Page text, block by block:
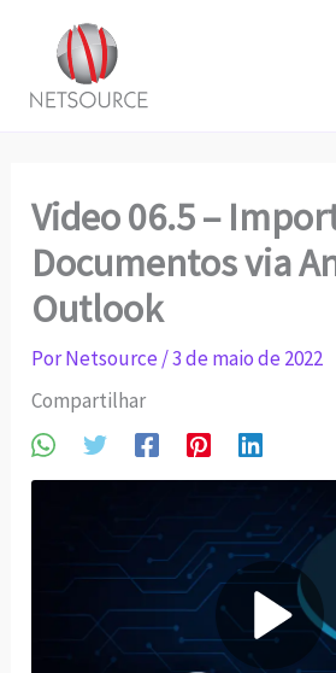
conteúdo
Video 06.5 –
Documentos via
Outlook
PorNetsource /3 de maio de 2022
Compartilhar
P